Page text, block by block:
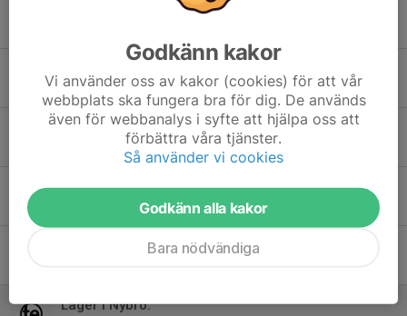
Thaigala Lomma ##uppdaterad##
12 dec 2025 0
Läger Muay Thai.
15 sep 2025 0
Tävling muay thai i Växjö.
0
Tävling muay thai i Halmstad.
Läger i Nybro.
Godkänn kakor
Vi använder oss av kakor (cookies) för att vår
webbplats ska fungera bra för dig. De används
även för webbanalys i syfte att hjälpa oss att
förbättra våra tjänster.
Så använder vi cookies
Godkänn alla kakor
Bara nödvändiga